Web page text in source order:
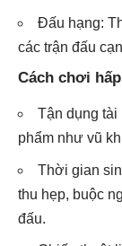
Đấu hạng:
các trận đấu
Cách chơi
Tận dụng
phẩm như vũ
Thời gian
thu hẹp, buộc
đấu.